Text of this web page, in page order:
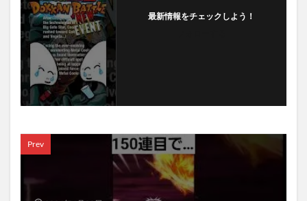
最新情報をチェックしよう！
Prev